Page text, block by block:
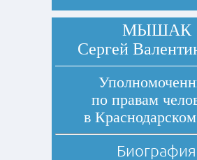
МЫШАК
Сергей
по правам
в
Биография